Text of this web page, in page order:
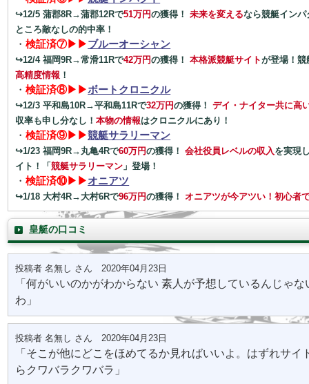
↪12/5 蒲郡8R→蒲郡12Rで51万円の獲得！未来を変えるなら競艇イン
ところ敵なしの的中率！
・検証済⑦▶▶ブルーオーシャン
↪12/4 福岡9R→常滑11Rで42万円の獲得！本格派競艇サイトが登場！競
高精度情報 ！
・検証済⑧▶▶ボートクロニクル
↪12/3 平和島10R→平和島11Rで32万円の獲得！デイ・ナイター共に高
収率も申し分なし！本物の情報はクロニクルにあり！
・検証済⑨▶▶競艇サラリーマン
↪1/23 福岡9R→丸亀4Rで60万円の獲得！会社役員レベルの収入を実現
イト！「競艇サラリーマン 」登場！
・検証済⑩▶▶オニアツ
↪1/18 大村4R→大村6Rで96万円の獲得！オニアツが今アツい！初心者
皇艇の口コミ
投稿者 名無し さん 2020年04月23日
「何がいいのかがわからない 素人が予想しているんじゃな
わ」
投稿者 名無し さん 2020年04月23日
「そこが他にどこをほめてるか見ればいいよ。はずれサイ
らクワバラクワバラ」